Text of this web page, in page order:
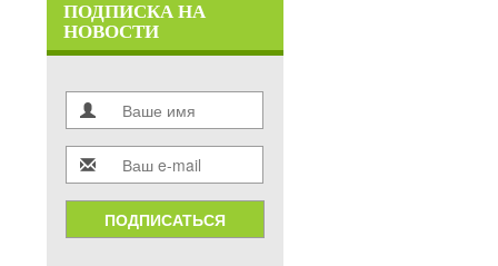
ПОДПИСКА НА
НОВОСТИ
ПОДПИСАТЬСЯ